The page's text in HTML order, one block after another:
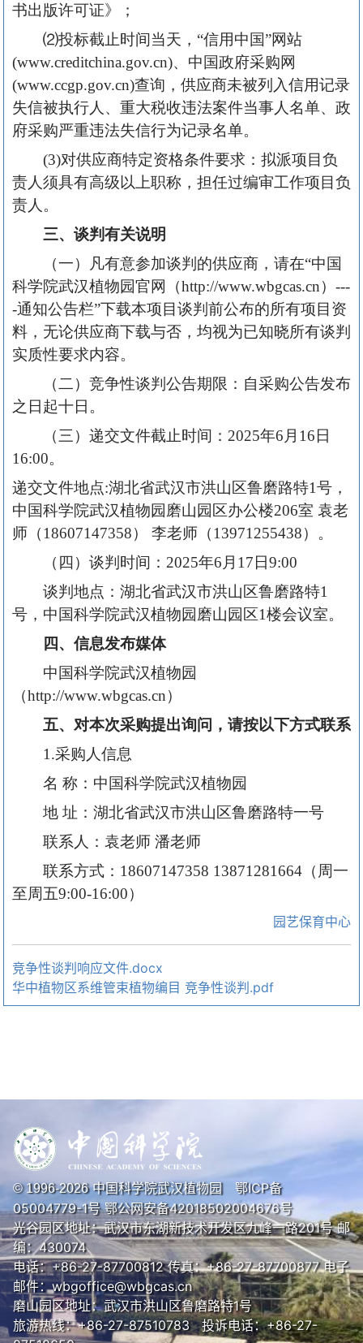
书出版许可证》；
⑵投标截止时间当天，“信用中国”网站
(www.creditchina.gov.cn)、中国政府采购网
(www.ccgp.gov.cn)查询，供应商未被列入信用记录
失信被执行人、重大税收违法案件当事人名单、政
府采购严重违法失信行为记录名单。
(3)对供应商特定资格条件要求：拟派项目负
责人须具有高级以上职称，担任过编审工作项目负
责人。
三、谈判有关说明
（一）凡有意参加谈判的供应商，请在“中国
科学院武汉植物园官网（http://www.wbgcas.cn）---
-通知公告栏”下载本项目谈判前公布的所有项目资
料，无论供应商下载与否，均视为已知晓所有谈判
实质性要求内容。
（二）竞争性谈判公告期限：自采购公告发布
之日起十日。
（三）递交文件截止时间：2025年6月16日
16:00。
递交文件地点:湖北省武汉市洪山区鲁磨路特1号，
中国科学院武汉植物园磨山园区办公楼206室 袁老
师（18607147358） 李老师（13971255438）。
（四）谈判时间：2025年6月17日9:00
谈判地点：湖北省武汉市洪山区鲁磨路特1
号，中国科学院武汉植物园磨山园区1楼会议室。
四、信息发布媒体
中国科学院武汉植物园
（http://www.wbgcas.cn）
五、对本次采购提出询问，请按以下方式联系
1.采购人信息
名 称：中国科学院武汉植物园
地 址：湖北省武汉市洪山区鲁磨路特一号
联系人：袁老师 潘老师
联系方式：18607147358 13871281664（周一
至周五9:00-16:00）
园艺保育中心
竞争性谈判响应文件.docx
华中植物区系维管束植物编目 竞争性谈判.pdf
© 1996-2026中国科学院武汉植物园 鄂ICP备
05004779-1号鄂公网安备42018502004676号
光谷园区地址：武汉市东湖新技术开发区九峰一路201号 邮
编：430074
电话：+86-27-87700812 传真：+86-27-87700877 电子
邮件：wbgoffice@wbgcas.cn
磨山园区地址：武汉市洪山区鲁磨路特1号
旅游热线：+86-27-87510783 投诉电话：+86-27-